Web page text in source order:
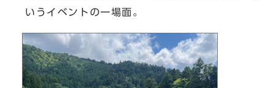
いうイベントの一場面。